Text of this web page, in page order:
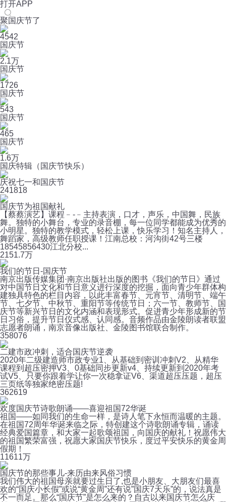
打开APP
聚国庆节了
4542
国庆节
2.1万
国庆节
1726
国庆节
543
国庆节
465
国庆节
1.6万
国庆特辑（国庆节快乐）
庆祝七一和国庆节
241818
国庆节为祖国献礼
【蔡蔡演艺】课程﹣-﹣主持表演，口才，声乐，中国舞，民族
舞。独特的小舞台，专业的录音棚，每一位同学都能成为优秀的
小明星。独特的教学模式，轻松上课，快乐学习！知名主持人，
舞蹈家，高级教师任职授课！江南总校：河沟街42号三楼
18545856430江北分校...
2151.7万
我们的节日-国庆节
南京出版传媒集团·南京出版社出版的图书《我们的节日》通过
对中国节日文化和节日意义进行深度的挖掘，面向青少年群体构
建独具特色的栏目内容，以此丰富春节、元宵节、清明节、端午
节、七夕节、中秋节、重阳节等传统节日；六一节、教师节、国
庆节等新兴节日的文化内涵和表现形式。促进青少年形成新的节
日习俗，提升节日仪式感、认同感。音频作品由金陵朗读者联盟
志愿者朗诵，南京音像出版社、金陵图书馆联合制作。
358076
二建市政冲刺，适合国庆节逆袭
2020年二级建造师市政专业1、从基础到密训冲刺V2、从精华
课程到超压密押V3、0基础同步更新v4、持续更新到2020年考
试V5、只要你跟着学让你一次稳拿证V6、渠道超压压题，超压
三页纸等独家绝密压题!
362619
欢度国庆节诗歌朗诵——喜迎祖国72华诞
祖国——如同我们的生命一样，是诗人笔下永恒而温暖的主题。
在祖国72周年华诞来临之际，特创建这个诗歌朗诵专辑，诵读
经典爱国篇章，和大家一起歌颂祖国，向国庆的献礼！祝愿伟大
的祖国繁荣富强，祝愿大家国庆节快乐，度过平安快乐的黄金周
假期！
11611万
国庆节的那些事儿-来历由来风俗习惯
我们伟大的祖国母亲就要过生日了,也是小朋友、大朋友们最喜
欢的“国庆小长假”或说“黄金周”还有说”国庆7天乐”的，说法真是
不一而足。那么“国庆节”是怎么来的？自古以来国庆节怎么庆